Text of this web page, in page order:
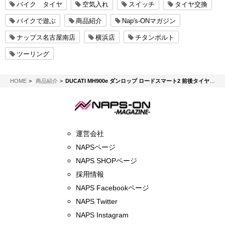
バイク タイヤ 空気入れ スイッチ タイヤ交換
バイクで遊ぶ 商品紹介 Nap's-ONマガジン
ナップス名古屋南店 横浜店 チタンボルト
ツーリング
HOMENAPS-ON マガジン
商品紹介 DUCATI MH900e ダンロップ ロードスマート2 前後タイヤ交換
運営会社
NAPSページ
NAPS SHOPページ
採用情報
NAPS Facebookページ
NAPS Twitter
NAPS Instagram